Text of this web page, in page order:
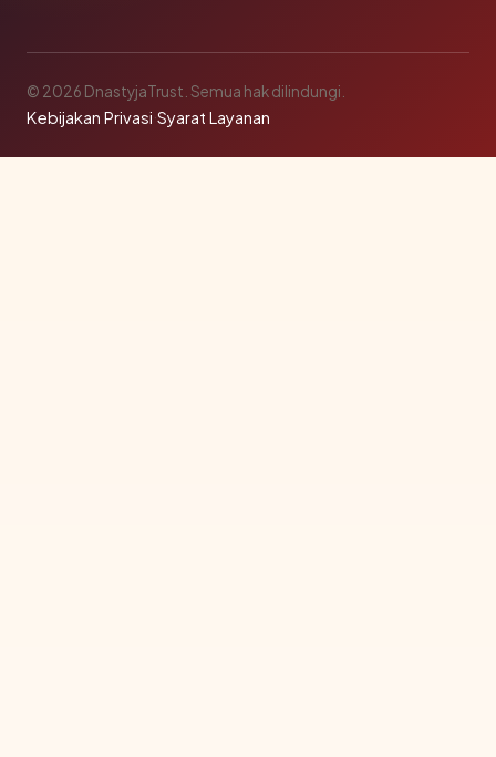
© 2026 DnastyjaTrust. Semua hak dilindungi.
Kebijakan Privasi·Syarat Layanan